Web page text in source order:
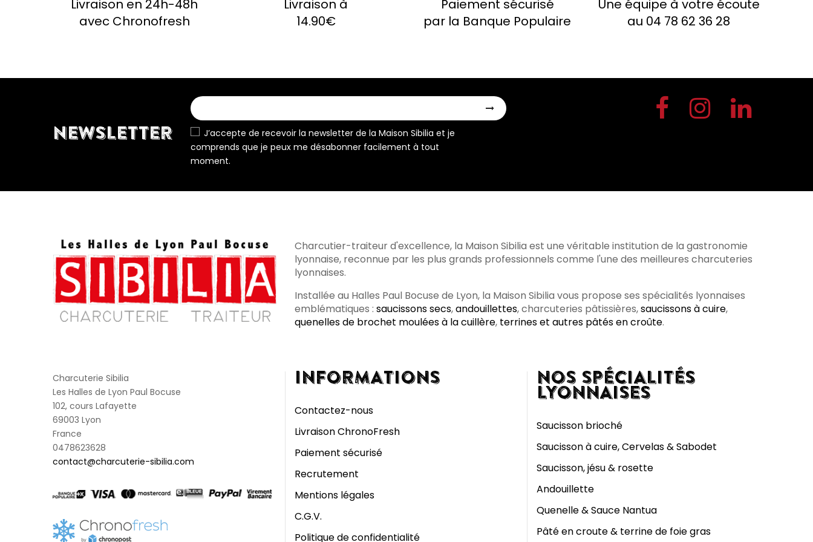
Livraison en 24h-48h
avec Chronofresh
Livraison à
14.90€
Paiement sécurisé
par la Banque Populaire
Une équipe à votre écoute
au 04 78 62 36 28
NEWSLETTER
J’accepte de recevoir la newsletter de la Maison Sibilia et je
comprends que je peux me désabonner facilement à tout
moment.
Charcutier-traiteur d'excellence, la Maison Sibilia est une véritable institution de la gastronomie
lyonnaise, reconnue par les plus grands professionnels comme l'une des meilleures charcuteries
lyonnaises.
Installée au Halles Paul Bocuse de Lyon, la Maison Sibilia vous propose ses spécialités lyonnaises
emblématiques : saucissons secs,andouillettes, charcuteries pâtissières,saucissons à cuire,
quenelles de brochet moulées à la cuillère, terrines et autres pâtés en croûte.
Charcuterie Sibilia
Les Halles de Lyon Paul Bocuse
102, cours Lafayette
69003 Lyon
France
0478623628
contact@charcuterie-sibilia.com
INFORMATIONS
Contactez-nous
Livraison ChronoFresh
Paiement sécurisé
Recrutement
Mentions légales
C.G.V.
Politique de confidentialité
NOS SPÉCIALITÉS
LYONNAISES
Saucisson brioché
Saucisson à cuire, Cervelas & Sabodet
Saucisson, jésu & rosette
Andouillette
Quenelle & Sauce Nantua
Pâté en croute & terrine de foie gras